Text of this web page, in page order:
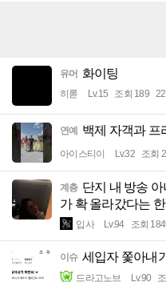
유머 화이팅
히롣 Lv.15 조회 189
연예 백제 자객과 프
아이스티이 Lv.32 조회
계층 단지 내 방송
가 확 올라갔다는
입사 Lv.94 조회
이슈 세입자 쫓아내
드라고노브 Lv.90